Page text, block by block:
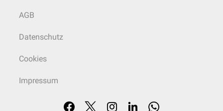
AGB
Datenschutz
Cookies
Impressum